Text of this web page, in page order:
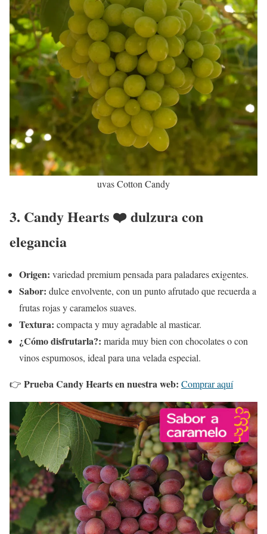
uvas Cotton Candy
3. Candy Hearts ❤️ dulzura con
elegancia
Origen: variedad premium pensada para paladares exigentes.
Sabor: dulce envolvente, con un punto afrutado que recuerda a
frutas rojas y caramelos suaves.
Textura: compacta y muy agradable al masticar.
¿Cómo disfrutarla?: marida muy bien con chocolates o con
vinos espumosos, ideal para una velada especial.
👉 Prueba Candy Hearts en nuestra web: Comprar aquí